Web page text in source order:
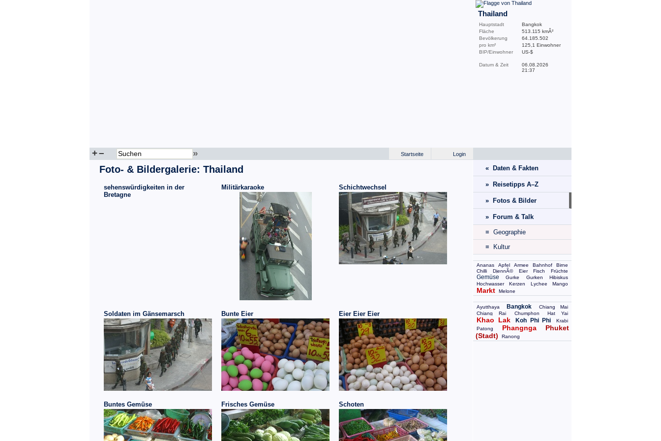
Thailand
Hauptstadt
Bangkok
Fläche
513.115 kmÂ²
Bevölkerung
64.185.502
pro km²
125,1 Einwohner
BIP/Einwohner
US-$
Datum & Zeit
06.08.2026
21:37
+– » Login
Startseite
Foto- & Bildergalerie: Thailand
sehenswürdigkeiten in der
Bretagne
Militärkaraoke Schichtwechsel
Soldaten im Gänsemarsch Bunte Eier Eier Eier Eier
Buntes Gemüse Frisches Gemüse Schoten
« Daten & Fakten
» Reisetipps A–Z
» Fotos & Bilder
» Forum & Talk
≡ Geographie
≡ Kultur
Ananas Apfel Armee Bahnhof
Birne
Chilli
DjennÃ© Eier Fisch Früchte
Gemüse Gurke Gurken
Hibiskus
Hochwasser
Kerzen Lychee Mango
Markt Melone
Ayutthaya Bangkok
Chiang Mai
Chiang Rai
Chumphon Hat Yai
Khao Lak Koh Phi Phi
Krabi
Patong
Phangnga
Phuket
(Stadt)
Ranong